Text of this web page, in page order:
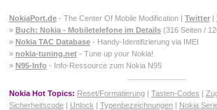
NokiaPort.de- The Center Of Mobile Modification | Twitter|
» Buch: Nokia - Mobiletelefone im Details(316 Seiten /
» Nokia TAC Database- Handy-Identifizierung via IMEI
» nokia-tuning.net- Tune up your Nokia!
» N95-Info - Info-Ressource zum Nokia N95
Nokia Hot Topics: Reset/Formatierung| Tasten-Codes |
Sicherheitscode| Unlock | Typenbezeichnungen| Nokia